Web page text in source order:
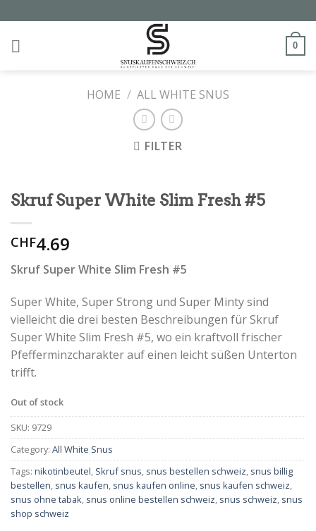
to
content
0
HOME / ALL WHITE SNUS
FILTER
Skruf Super White Slim Fresh #5
CHF4.69
Skruf Super White Slim Fresh #5
Super White, Super Strong und Super Minty sind
vielleicht die drei besten Beschreibungen für Skruf
Super White Slim Fresh #5, wo ein kraftvoll frischer
Pfefferminzcharakter auf einen leicht süßen Unterton
trifft.
Out of stock
SKU: 9729
Category: All White Snus
Tags: nikotinbeutel, Skruf snus, snus bestellen schweiz, snus billig
bestellen, snus kaufen, snus kaufen online, snus kaufen schweiz,
snus ohne tabak, snus online bestellen schweiz, snus schweiz, snus
shop schweiz